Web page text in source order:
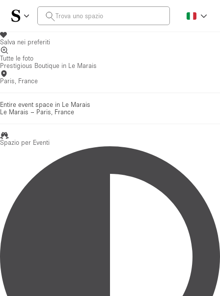
Salva nei preferiti
Tutte le foto
Prestigious Boutique in Le Marais
Paris, France
Entire event space in Le Marais
Le Marais – Paris, France
Spazio per Eventi